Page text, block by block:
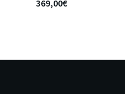
369,00€